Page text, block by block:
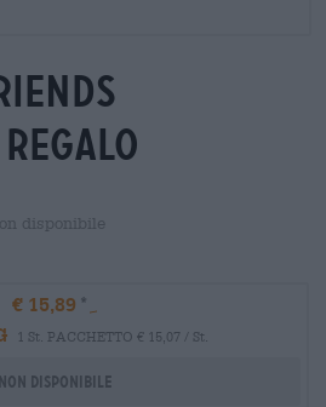
disponibile
€ 15,89
1 St. PACCHETTO € 15,07 / St.
Non disponibile